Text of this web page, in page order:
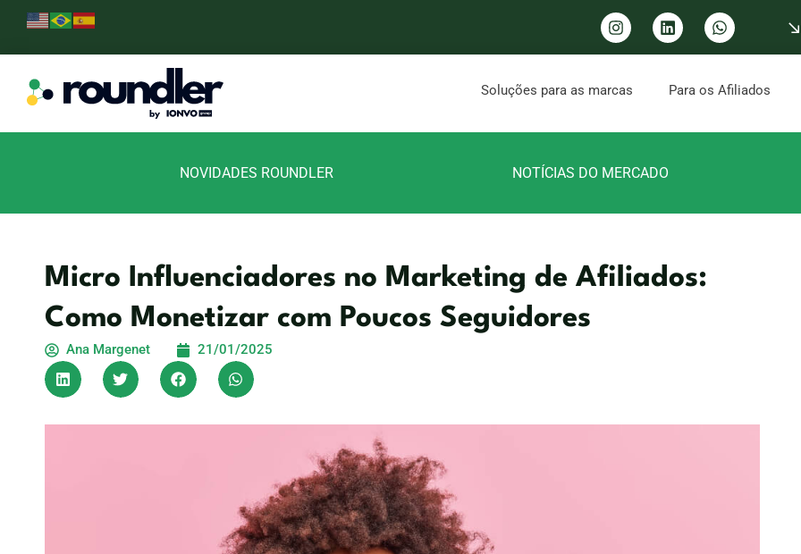
Soluções para as marcas Para os Afiliados
NOVIDADES ROUNDLER NOTÍCIAS DO MERCADO
Micro Influenciadores no Marketing de Afiliados:
Como Monetizar com Poucos Seguidores
Ana Margenet 21/01/2025